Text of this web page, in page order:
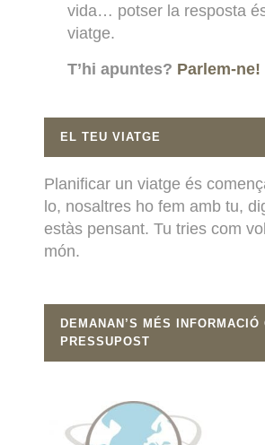
vida… potser la resposta
viatge.
T’hi apuntes? Parlem-ne!
EL TEU VIATGE
Planificar un viatge és
lo, nosaltres ho fem amb tu,
estàs pensant. Tu tries com
món.
DEMANAN’S MÉS
PRESSUPOST